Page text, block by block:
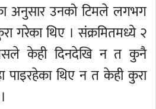
अनुसार उनको टिमले लगभग
गरेका थिए । संक्रमितमध्ये २
केही दिनदेखि न त कुनै
पाइरहेका थिए न त केही कुरा